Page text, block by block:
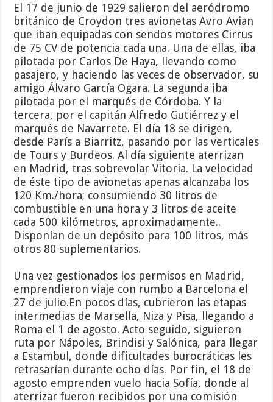
El 17 de junio de 1929 salieron del aeródromo
británico de Croydon tres avionetas Avro Avian
que iban equipadas con sendos motores Cirrus
de 75 CV de potencia cada una. Una de ellas, iba
pilotada por Carlos De Haya, llevando como
pasajero, y haciendo las veces de observador, su
amigo Álvaro García Ogara. La segunda iba
pilotada por el marqués de Córdoba. Y la
tercera, por el capitán Alfredo Gutiérrez y el
marqués de Navarrete. El día 18 se dirigen,
desde París a Biarritz, pasando por las verticales
de Tours y Burdeos. Al día siguiente aterrizan
en Madrid, tras sobrevolar Vitoria. La velocidad
de éste tipo de avionetas apenas alcanzaba los
120 Km./hora; consumiendo 30 litros de
combustible en una hora y 3 litros de aceite
cada 500 kilómetros, aproximadamente..
Disponían de un depósito para 100 litros, más
otros 80 suplementarios.
Una vez gestionados los permisos en Madrid,
emprendieron viaje con rumbo a Barcelona el
27 de julio.En pocos días, cubrieron las etapas
intermedias de Marsella, Niza y Pisa, llegando a
Roma el 1 de agosto. Acto seguido, siguieron
ruta por Nápoles, Brindisi y Salónica, para llegar
a Estambul, donde dificultades burocráticas les
retrasarían durante ocho días. Por fin, el 18 de
agosto emprenden vuelo hacia Sofía, donde al
aterrizar fueron recibidos por una comisión